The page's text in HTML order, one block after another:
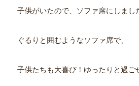
子供がいたので、ソファ席にしまし
ぐるりと囲むようなソファ席で、
子供たちも大喜び！ゆったりと過ご